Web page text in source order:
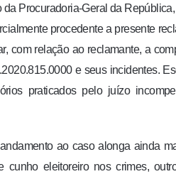
Procuradoria-Geral da
procedente a presente
com relação ao reclamante, a
e seus incidentes.
praticados pelo juízo
ao caso alonga ainda
cunho eleitoreiro nos crimes,